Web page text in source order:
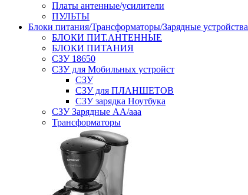
Платы антенные/усилители
ПУЛЬТЫ
Блоки питания/Трансформаторы/Зарядные устройства
БЛОКИ ПИТ.АНТЕННЫЕ
БЛОКИ ПИТАНИЯ
СЗУ 18650
СЗУ для Мобильных устройст
СЗУ
СЗУ для ПЛАНШЕТОВ
СЗУ зарядка Ноутбука
СЗУ Зарядные АА/ааа
Трансформаторы